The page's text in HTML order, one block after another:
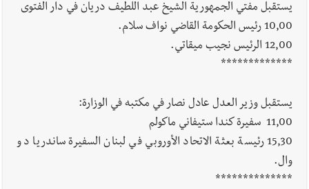
يستقبل مفتي الجمهورية الشيخ عبد اللطيف دريان في دار الفتوى
10,00 رئيس الحكومة القاضي نواف سلام.
12,00 الرئيس نجيب ميقاتي.
*************
يستقبل وزير العدل عادل نصار في مكتبه في الوزارة:
11,00 سفيرة كندا ستيفاني ماكولم
15,30 رئيسة بعثة الاتحاد الأوروبي في لبنان السفيرة ساندريا دو
وال.
**************